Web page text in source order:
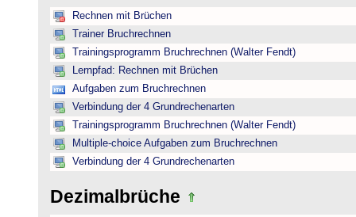
Rechnen mit Brüchen
Trainer Bruchrechnen
Trainingsprogramm Bruchrechnen (Walter Fendt)
Lernpfad: Rechnen mit Brüchen
Aufgaben zum Bruchrechnen
Verbindung der 4 Grundrechenarten
Trainingsprogramm Bruchrechnen (Walter Fendt)
Multiple-choice Aufgaben zum Bruchrechnen
Verbindung der 4 Grundrechenarten
Dezimalbrüche